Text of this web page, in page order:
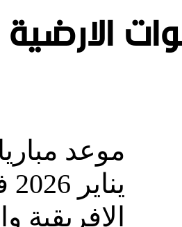
الارضية
الإفريقية